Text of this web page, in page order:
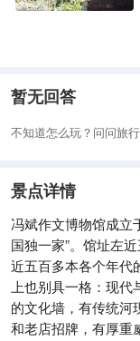
暂无回答
不知道怎么玩？问问旅
景点详情
冯斌作文博物馆成立
国独一家”。馆址左
近五百多本各个年代
上也别具一格：现
的文化墙，有传统河
和老店招牌，有厚重